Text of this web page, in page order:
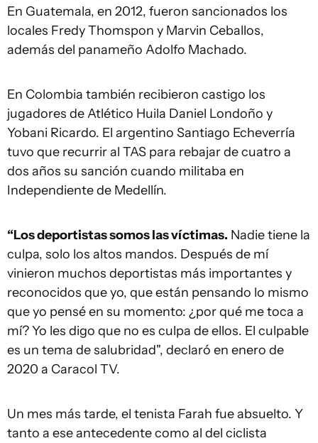
En Guatemala, en 2012, fueron sancionados los
locales Fredy Thomspon y Marvin Ceballos,
además del panameño Adolfo Machado.
En Colombia también recibieron castigo los
jugadores de Atlético Huila Daniel Londoño y
Yobani Ricardo. El argentino Santiago Echeverría
tuvo que recurrir al TAS para rebajar de cuatro a
dos años su sanción cuando militaba en
Independiente de Medellín.
“Los deportistas somos las víctimas. Nadie tiene la
culpa, solo los altos mandos. Después de mí
vinieron muchos deportistas más importantes y
reconocidos que yo, que están pensando lo mismo
que yo pensé en su momento: ¿por qué me toca a
mí? Yo les digo que no es culpa de ellos. El culpable
es un tema de salubridad", declaró en enero de
2020 a Caracol TV.
Un mes más tarde, el tenista Farah fue absuelto. Y
tanto a ese antecedente como al del ciclista